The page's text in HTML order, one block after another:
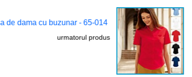
de dama cu buzunar - 65-014
urmatorul produs